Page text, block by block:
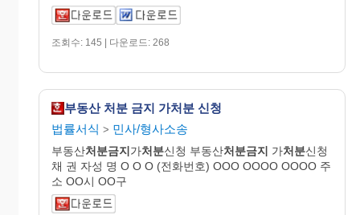
조회수: 145 | 다운로드: 268
부동산 처분 금지 가처분 신청
법률서식 > 민사/형사소송
부동산처분금지가처분신청 부동산처분금지 가처분신청
채 권 자성 명 O O O (전화번호) OOO OOOO OOOO 주
소 OO시 OO구